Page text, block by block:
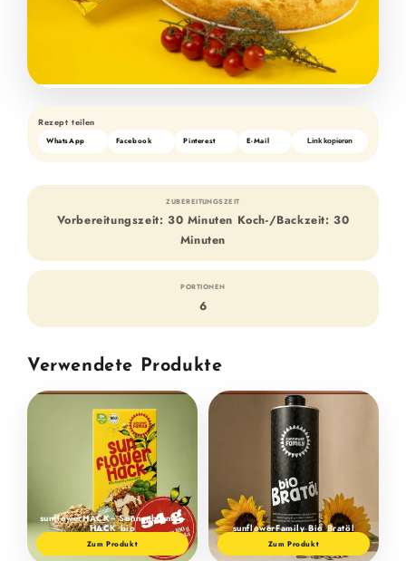
Rezept teilen
WhatsApp Facebook Pinterest E-Mail Link kopieren
ZUBEREITUNGSZEIT
Vorbereitungszeit: 30 Minuten Koch-/Backzeit: 30
Minuten
PORTIONEN
6
Verwendete Produkte
sunflowerHACK - Sonnen­blumen­
HACK bio
Zum Produkt
sunflower­Family Bio Bratöl
Zum Produkt